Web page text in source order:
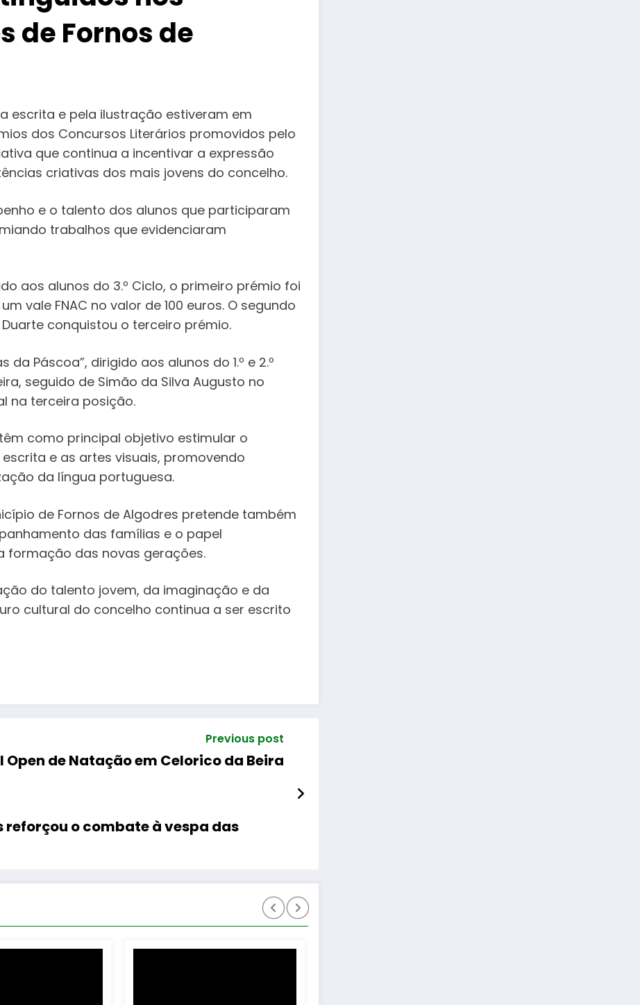
de Fornos de
escrita e pela ilustração estiveram em
dos Concursos Literários promovidos pelo
que continua a incentivar a expressão
criativas dos mais jovens do concelho.
e o talento dos alunos que participaram
trabalhos que evidenciaram
aos alunos do 3.º Ciclo, o primeiro prémio foi
vale FNAC no valor de 100 euros. O segundo
conquistou o terceiro prémio.
Páscoa”, dirigido aos alunos do 1.º e 2.º
seguido de Simão da Silva Augusto no
na terceira posição.
como principal objetivo estimular o
e as artes visuais, promovendo
da língua portuguesa.
de Fornos de Algodres pretende também
das famílias e o papel
formação das novas gerações.
do talento jovem, da imaginação e da
cultural do concelho continua a ser escrito
Previous post
I Open de Natação em Celorico da Beira
reforçou o combate à vespa das